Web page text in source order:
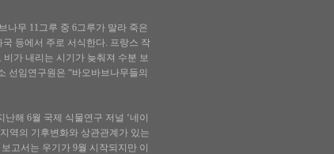
나무 11그루 중 6그루가 말라 죽은
등에서 주로 서식한다. 프랑스 작
가 내리는 시기가 늦춰져 수분 보
선임연구원은 “바오바브나무들의
해 6월 국제 식물연구 저널 ‘네이
역의 기후변화와 상관관계가 있는
고서는 우기가 9월 시작되지만 이